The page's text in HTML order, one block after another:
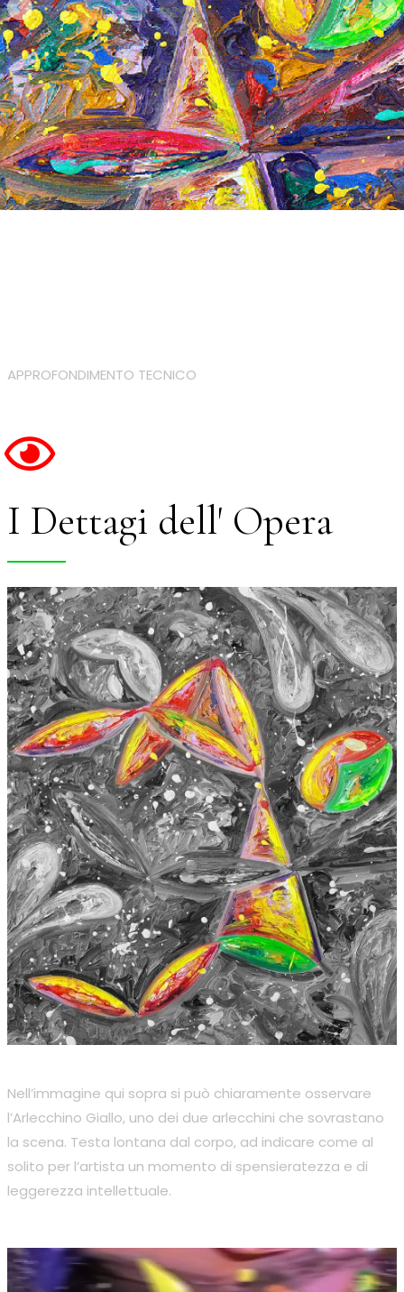
APPROFONDIMENTO TECNICO
I Dettagi dell' Opera
Nell’immagine qui sopra si può chiaramente osservare
l’Arlecchino Giallo, uno dei due arlecchini che sovrastano
la scena. Testa lontana dal corpo, ad indicare come al
solito per l’artista un momento di spensieratezza e di
leggerezza intellettuale.